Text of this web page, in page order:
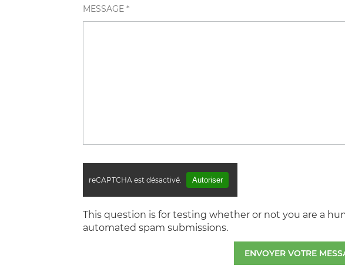
MESSAGE *
reCAPTCHA est désactivé. Autoriser
This question is for testing whether or not you are a
automated spam submissions.